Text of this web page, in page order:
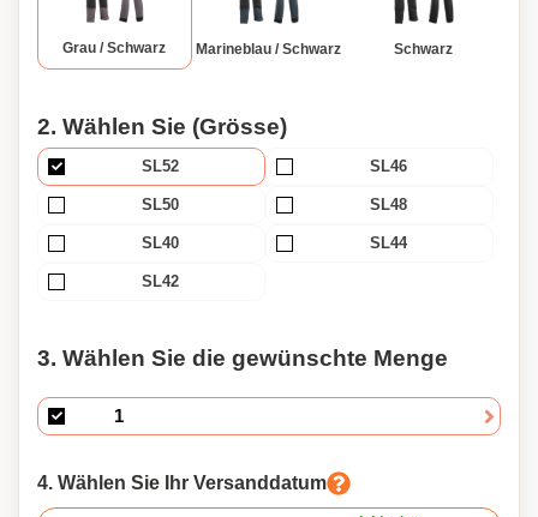
Grau / Schwarz Marineblau / Schwarz Schwarz
2. Wählen Sie (Grösse)
SL52 SL46
SL50 SL48
SL40 SL44
SL42
3. Wählen Sie die gewünschte Menge
4. Wählen Sie Ihr Versanddatum